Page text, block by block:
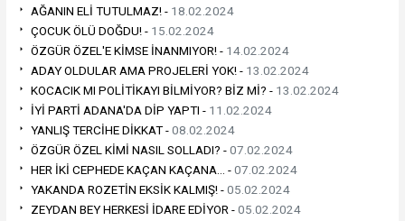
AĞANIN ELİ TUTULMAZ! - 18.02.2024
ÇOCUK ÖLÜ DOĞDU! - 15.02.2024
ÖZGÜR ÖZEL'E KİMSE İNANMIYOR! - 14.02.2024
ADAY OLDULAR AMA PROJELERİ YOK! - 13.02.2024
KOCACIK MI POLİTİKAYI BİLMİYOR? BİZ Mİ? - 13.02.2024
İYİ PARTİ ADANA'DA DİP YAPTI - 11.02.2024
YANLIŞ TERCİHE DİKKAT -08.02.2024
ÖZGÜR ÖZEL KİMİ NASIL SOLLADI? -07.02.2024
HER İKİ CEPHEDE KAÇAN KAÇANA… -07.02.2024
YAKANDA ROZETİN EKSİK KALMIŞ! -05.02.2024
ZEYDAN BEY HERKESİ İDARE EDİYOR -05.02.2024